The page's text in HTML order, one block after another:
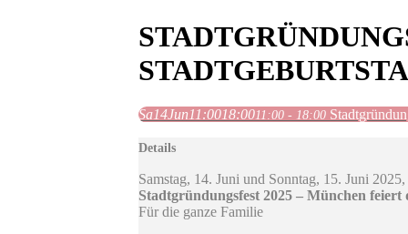
Sa14Jun11:0018:0011:00 - 18:00
Details
Samstag, 14. Juni und Sonntag, 15. Juni
Stadtgründungsfest 2025 – München feiert
Für die ganze Familie